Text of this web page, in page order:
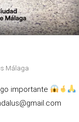
Málaga
importante